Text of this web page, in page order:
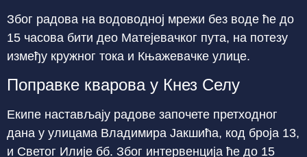
Због радова на водоводној мрежи без воде ће до
15 часова бити део Матејевачког пута, на потезу
између кружног тока и Књажевачке улице.
Поправке кварова у Кнез Селу
Екипе настављају радове започете претходног
дана у улицама Владимира Јакшића, код броја 13,
и Светог Илије бб. Због интервенција ће до 15